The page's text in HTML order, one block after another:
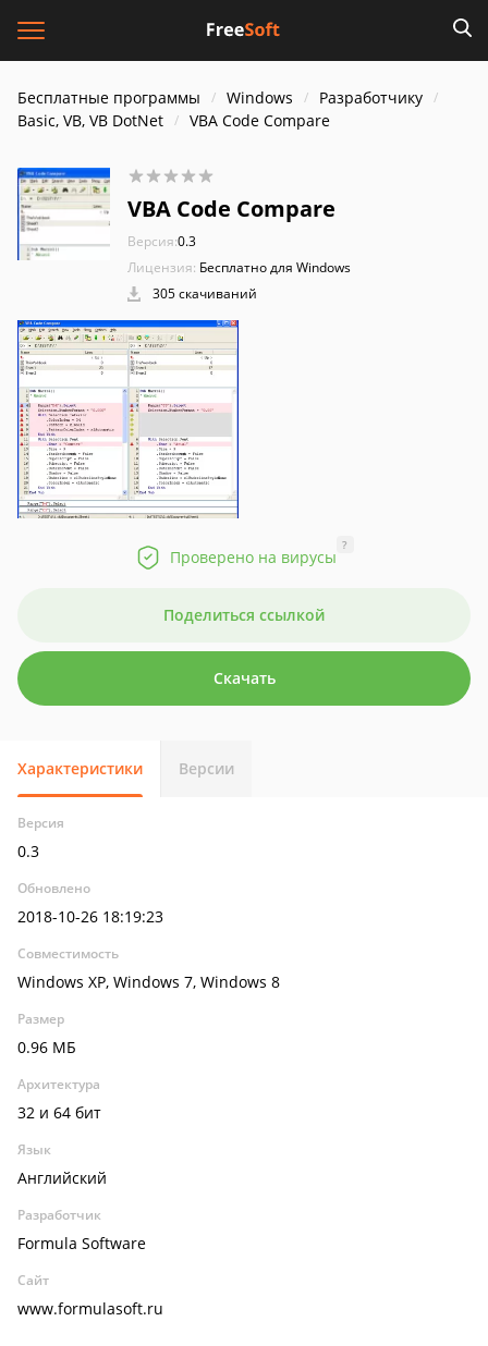
Бесплатные программы Windows
Разработчику
Basic, VB, VB DotNet
VBA Code Compare
VBA Code Compare
Версия:0.3
Лицензия: Бесплатно для Windows
305 скачиваний
Проверено на вирусы
?
Поделиться ссылкой
Скачать
Характеристики Версии
Версия
0.3
Обновлено
2018-10-26 18:19:23
Совместимость
Windows XP, Windows 7, Windows 8
Размер
0.96 МБ
Архитектура
32 и 64 бит
Язык
Английский
Разработчик
Formula Software
Сайт
www.formulasoft.ru